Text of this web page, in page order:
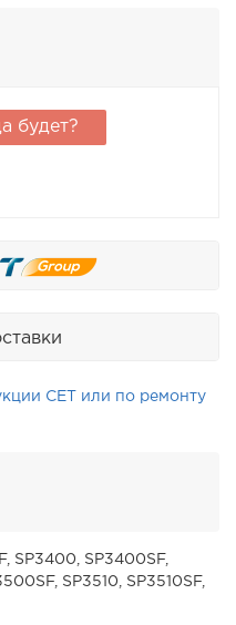
будет?
CET или по ремонту
SP3400, SP3400SF,
SP3510, SP3510SF,